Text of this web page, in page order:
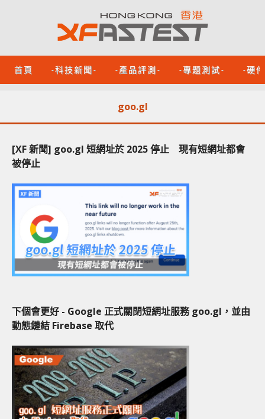
首頁 -科技新聞- -產品評測- -專題測試- -硬
goo.gl
[XF 新聞] goo.gl 短網址於 2025 停止 現有短網址都會
被停止
下個會更好 - Google 正式關閉短網址服務 goo.gl，並由
動態鏈結 Firebase 取代